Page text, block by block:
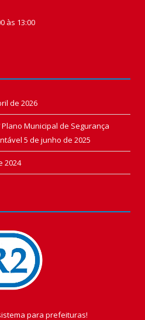
às 13:00
de 2026
Municipal de Segurança
5 de junho de 2025
2024
para prefeituras!